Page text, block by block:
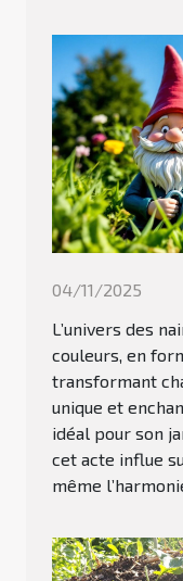
04/11/2025
L’univers des
couleurs, en
transformant
unique et
idéal pour son
cet acte influe
même